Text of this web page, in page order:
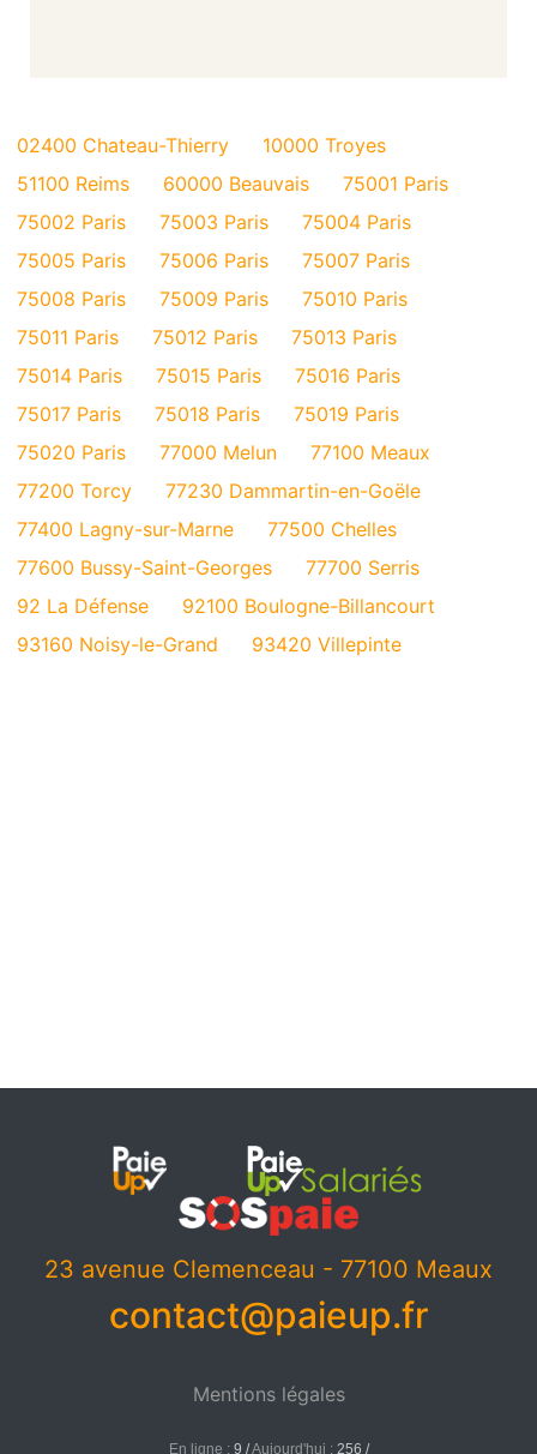
02400 Chateau-Thierry
10000 Troyes
51100 Reims
60000 Beauvais
75001 Paris
75002 Paris
75003 Paris
75004 Paris
75005 Paris
75006 Paris
75007 Paris
75008 Paris
75009 Paris
75010 Paris
75011 Paris
75012 Paris
75013 Paris
75014 Paris
75015 Paris
75016 Paris
75017 Paris
75018 Paris
75019 Paris
75020 Paris
77000 Melun
77100 Meaux
77200 Torcy
77230 Dammartin-en-Goële
77400 Lagny-sur-Marne
77500 Chelles
77600 Bussy-Saint-Georges
77700 Serris
92 La Défense
92100 Boulogne-Billancourt
93160 Noisy-le-Grand
93420 Villepinte
23 avenue Clemenceau - 77100 Meaux
contact@paieup.fr
Mentions légales
En ligne : 9 /Aujourd'hui : 256 /